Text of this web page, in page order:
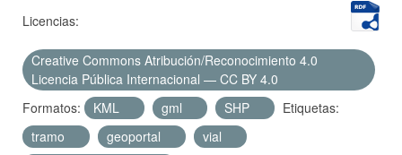
Licencias:
Creative Commons Atribución/Reconocimiento 4.0
Licencia Pública Internacional — CC BY 4.0
Formatos:
KML gml SHP
Etiquetas:
tramo
geoportal
vial